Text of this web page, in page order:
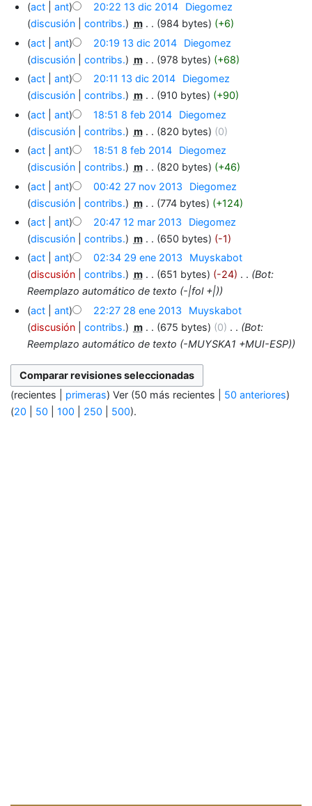
act
ant 20:22 13 dic 2014
Diegomez
discusión
contribs. m 984 bytes
+6
act
ant 20:19 13 dic 2014
Diegomez
discusión
contribs. m 978 bytes
+68
act
ant 20:11 13 dic 2014
Diegomez
discusión
contribs. m 910 bytes
+90
act
ant 18:51 8 feb 2014
Diegomez
discusión
contribs. m 820 bytes
0
act
ant 18:51 8 feb 2014
Diegomez
discusión
contribs. m 820 bytes
+46
act
ant 00:42 27 nov 2013
Diegomez
discusión
contribs. m 774 bytes
+124
act
ant 20:47 12 mar 2013
Diegomez
discusión
contribs. m 650 bytes
-1
act
ant 02:34 29 ene 2013
Muyskabot
discusión
contribs. m 651 bytes -24
Bot:
Reemplazo automático de texto (-|fol +|)
act
ant 22:27 28 ene 2013
Muyskabot
discusión
contribs. m 675 bytes 0
Bot:
Reemplazo automático de texto (-MUYSKA1 +MUI-ESP)
(recientes | primeras) Ver (50 más recientes | 50 anteriores)
(20 50 100 250 500).